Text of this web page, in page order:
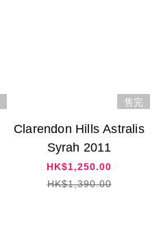
售完
Clarendon Hills Astralis
Syrah 2011
HK$1,250.00
HK$1,390.00